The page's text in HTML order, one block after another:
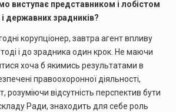
виступає представником і лобістом
державних зрадників?
корупціонер, завтра агент впливу
і до зрадника один крок. Не маючи
хоча б якимись результатами в
правоохоронної діяльності,
розуміючи відсутність перспектив бути
Ради, знаходить для себе роль